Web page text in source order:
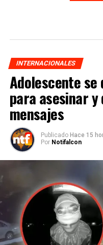
INTERNACIONALES
Adolescente se
para asesinar
mensajes
Publicado Hace 15
Por Notifalcon